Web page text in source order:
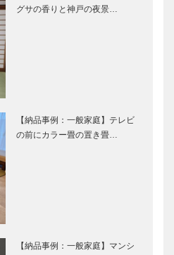
グサの香りと神戸の夜景…
【納品事例：一般家庭】テレビ
の前にカラー畳の置き畳…
【納品事例：一般家庭】マンシ